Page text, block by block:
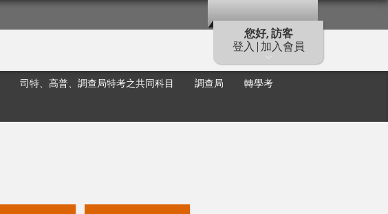
您好, 訪客
登入 | 加入會員
司特、高普、調查局特考之共同科目 調查局 轉學考